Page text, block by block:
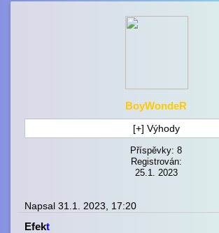
BoyWondeR
[+] Výhody
Příspěvky: 8
Registrován:
25.1. 2023
Napsal 31.1. 2023, 17:20
Efekt